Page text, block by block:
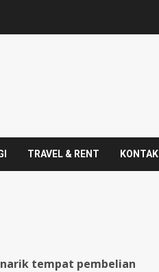
TRAVEL & RENT KONTAK
tempat pembelian